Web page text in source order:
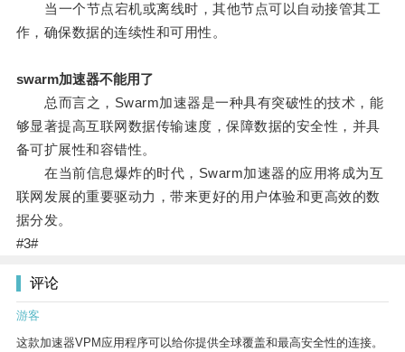
当一个节点宕机或离线时，其他节点可以自动接管其工
作，确保数据的连续性和可用性。
swarm加速器不能用了
总而言之，Swarm加速器是一种具有突破性的技术，能
够显著提高互联网数据传输速度，保障数据的安全性，并具
备可扩展性和容错性。
在当前信息爆炸的时代，Swarm加速器的应用将成为互
联网发展的重要驱动力，带来更好的用户体验和更高效的数
据分发。
#3#
评论
游客
这款加速器VPM应用程序可以给你提供全球覆盖和最高安全性的连接。